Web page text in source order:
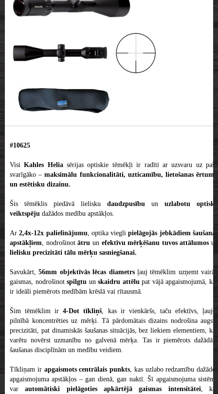
#10625
VisiKahles Heliasērijas optiskie tēmēkļi ir radīti ar uzsvaru uz pašu
svarīgāko –maksimālu funkcionalitāti, uzticamību, lietošanas ērtumu
un estētisku dizainu.
Šis tēmēklis piedāvā lielisku daudzpusību un uzlabotu optisko
veiktspēju dažādos medību apstākļos.
Ar2,4x-12x palielinājumu , optika vieglipielāgojās jebkādiem šaušanas
apstākļiem , nodrošinotātru un efektīvu mērķēšanu tuvos attālumos un
lielisku precizitāti tālu mērķu sasniegšanai.
Savukārt,56mm objektīvās lēcas diametrsļauj tēmēklim uzņemt vairāk
gaismas, nodrošinotspilgtu unskaidru attēlu pat vājā apgaismojumā, kas
ir ideāli piemērots medībām krēslā vai rītausmā.
Šim tēmēklim ir4-Dot tīkliņš , kas ir vienkāršs, taču efektīvs, ļaujot
pilnībā koncentrēties uz mērķi. Tā pārdomātais dizains nodrošina augstu
precizitāti, pat dinamiskās šaušanas situācijās, bez liekiem elementiem, kas
varētu novērst uzmanību no galvenā mērķa. Tas ir piemērots dažādām
šaušanas disciplīnām un medību veidiem.
Tīkliņam ir apgaismots centrālais punkts , kas uzlabo redzamību dažādos
apgaismojuma apstākļos – gan dienā, gan naktī. Šī apgaismojuma sistēma
varautomātiski pielāgoties apkārtējā gaismas intensitātei , kas